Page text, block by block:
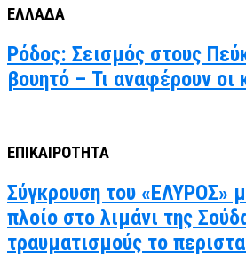
ΕΛΛΑΔΑ
Ρόδος: Σεισμός στους
βουητό – Τι αναφέρουν οι
ΕΠΙΚΑΙΡΟΤΗΤΑ
Σύγκρουση του «ΕΛΥΡΟΣ»
πλοίο στο λιμάνι της
τραυματισμούς το